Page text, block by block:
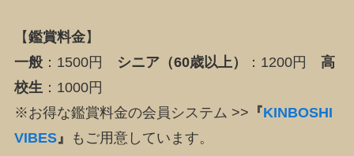
【鑑賞料金】
一般：1500円 シニア（60歳以上） ：1200円 高
校生 ：1000円
※お得な鑑賞料金の会員システム >> 『KINBOSHI
VIBES』 もご用意しています。